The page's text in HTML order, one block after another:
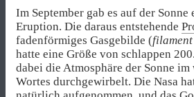
Im September gab es auf der Sonne
Eruption. Die daraus entstehende
fadenförmiges Gasgebilde (filament
hatte eine Größe von schlappen
dabei die Atmosphäre der Sonne im
Wortes durchgewirbelt. Die Nasa